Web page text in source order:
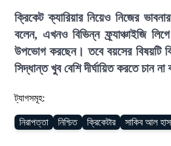
ক্রিকেট ক্যারিয়ার নিয়েও নিজের
বলেন, এখনও বিভিন্ন ফ্র্যাঞ্চাইজি
উপভোগ করছেন। তবে বয়সের বিষয়টি
সিদ্ধান্ত খুব বেশি দীর্ঘায়িত করতে চান
ট্যাগসমূহ:
নিরাপত্তা নিশ্চিত ক্রিকেটার সাকিব আল